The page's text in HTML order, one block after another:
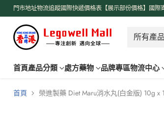
門市地址物流追蹤國際快遞價格表【展示部份價格】 國際
首頁產品分類 處方藥物 品牌專區物流中心
首頁 榮進製藥 Diet Maru消水丸(白金版) 10g x